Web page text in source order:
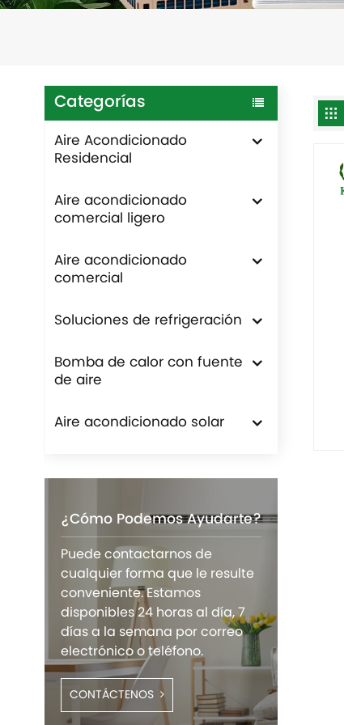
Categorías
Aire Acondicionado
Residencial
Aire acondicionado
comercial ligero
Aire acondicionado
comercial
Soluciones de refrigeración
Bomba de calor con fuente
de aire
Aire acondicionado solar
¿Cómo Podemos Ayudarte?
Puede contactarnos de
cualquier forma que le resulte
conveniente. Estamos
disponibles 24 horas al día, 7
días a la semana por correo
electrónico o teléfono.
CONTÁCTENOS